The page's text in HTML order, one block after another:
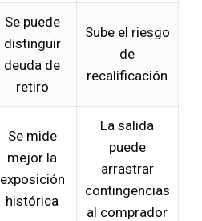
Se puede
distinguir
deuda de
retiro
Sube el riesgo
de
recalificación
Se mide
mejor la
exposición
histórica
La salida
puede
arrastrar
contingencias
al comprador